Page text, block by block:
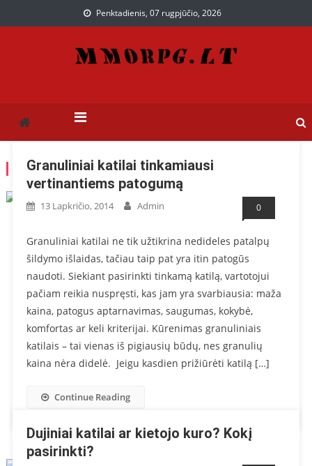
Penktadienis, 07 rugpjūčio, 2026
praversti ir jums
KATEGORIJA: SILDYMAS
Granuliniai katilai tinkamiausi
vertinantiems patogumą
13 Lapkričio, 2014 Admin 0
Granuliniai katilai ne tik užtikrina nedideles patalpų
šildymo išlaidas, tačiau taip pat yra itin patogūs
naudoti. Siekiant pasirinkti tinkamą katilą, vartotojui
pačiam reikia nuspręsti, kas jam yra svarbiausia: maža
kaina, patogus aptarnavimas, saugumas, kokybė,
komfortas ar keli kriterijai. Kūrenimas granuliniais
katilais – tai vienas iš pigiausių būdų, nes granulių
kaina nėra didelė. Jeigu kasdien prižiūrėti katilą […]
Continue Reading
Dujiniai katilai ar kietojo kuro? Kokį
pasirinkti?